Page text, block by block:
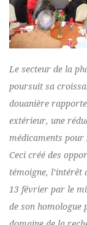
Le secteur de la
poursuit sa
douanière
extérieur, une
médicaments pour
Ceci créé des
témoigne, l’intérêt
13 février par le
de son homologue